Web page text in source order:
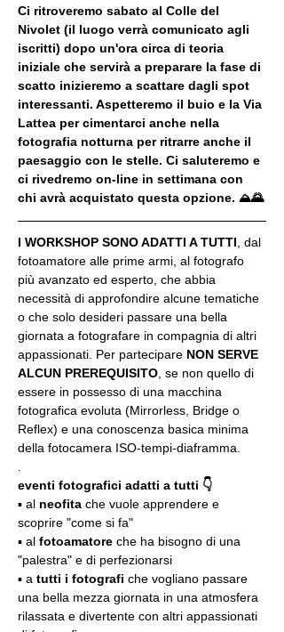
Ci ritroveremo sabato al Colle del
Nivolet (il luogo verrà comunicato agli
iscritti) dopo un'ora circa di teoria
iniziale che servirà a preparare la fase di
scatto inizieremo a scattare dagli spot
interessanti. Aspetteremo il buio e la Via
Lattea per cimentarci anche nella
fotografia notturna per ritrarre anche il
paesaggio con le stelle. Ci saluteremo e
ci rivedremo on-line in settimana con
chi avrà acquistato questa opzione. ⛰🌄
I WORKSHOP SONO ADATTI A TUTTI , dal
fotoamatore alle prime armi, al fotografo
più avanzato ed esperto, che abbia
necessità di approfondire alcune tematiche
o che solo desideri passare una bella
giornata a fotografare in compagnia di altri
appassionati. Per partecipare NON SERVE
ALCUN PREREQUISITO , se non quello di
essere in possesso di una macchina
fotografica evoluta (Mirrorless, Bridge o
Reflex) e una conoscenza basica minima
della fotocamera ISO-tempi-diaframma.
eventi fotografici adatti a tutti 👇
▪️ al neofita che vuole apprendere e
scoprire "come si fa"
▪️ al fotoamatore che ha bisogno di una
"palestra" e di perfezionarsi
▪️ a tutti i fotografi che vogliano passare
una bella mezza giornata in una atmosfera
rilassata e divertente con altri appassionati